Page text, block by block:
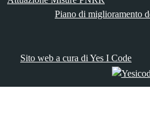
Piano di miglioramento
Sito web a cura di Yes I Code